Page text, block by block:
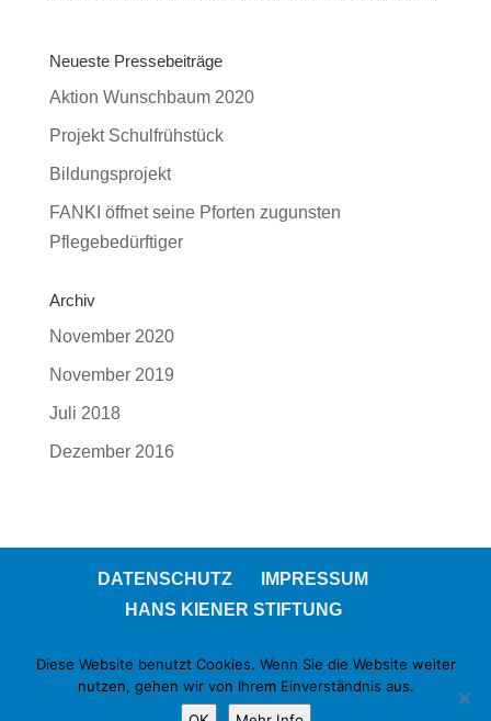
Neueste Pressebeiträge
Aktion Wunschbaum 2020
Projekt Schulfrühstück
Bildungsprojekt
FANKI öffnet seine Pforten zugunsten
Pflegebedürftiger
Archiv
November 2020
November 2019
Juli 2018
Dezember 2016
DATENSCHUTZ
IMPRESSUM
HANS KIENER STIFTUNG
© 2021 Hans Kiener Stiftung
Diese Website benutzt Cookies. Wenn Sie die Website weiter
nutzen, gehen wir von Ihrem Einverständnis aus.